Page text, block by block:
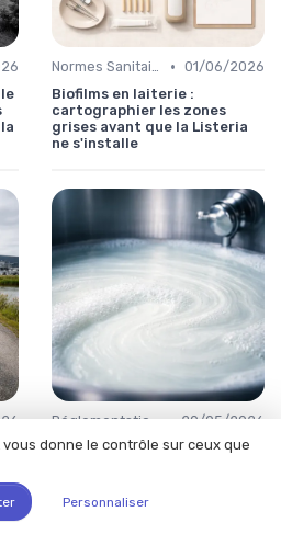
Normes Sanitaires • 01/06/2026
Biofilms en laiterie :
cartographier les zones
grises avant que la Listeria
ne s'installe
Réglementations & Conformité • 20/05/2026
Règlement UE 2024/2895 :
juillet
donne le contrôle sur ceux que
Personnaliser